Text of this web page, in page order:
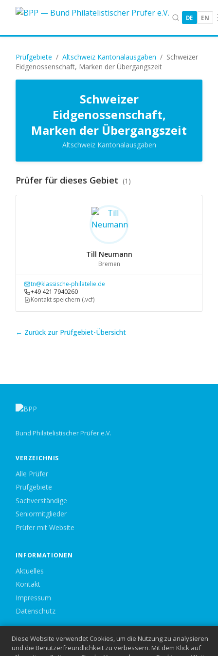
DE EN
Prüfgebiete / Altschweiz Kantonalausgaben / Schweizer
Eidgenossenschaft, Marken der Übergangszeit
Schweizer
Eidgenossenschaft,
Marken der Übergangszeit
Altschweiz Kantonalausgaben
Prüfer für dieses Gebiet (1)
Till Neumann
Bremen
tn@klassische-philatelie.de
+49 421 7940260
Kontakt speichern (.vcf)
← Zurück zur Prüfgebiet-Übersicht
Bund Philatelistischer Prüfer e.V.
VERZEICHNIS
Alle Prüfer
Prüfgebiete
Sachverständige
Seniormitglieder
Prüfer mit Website
INFORMATIONEN
Aktuelles
Kontakt
Impressum
Datenschutz
© 2026 Bund Philatelistischer Prüfer e.V. — Alle Rechte vorbehalten.
Diese Website verwendet Cookies, um die Nutzung zu analysieren
und die Benutzerfreundlichkeit zu verbessern. Mit dem Klick auf